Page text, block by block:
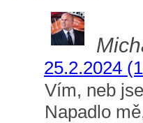
25.2.2024
Vím, neb
Napadlo